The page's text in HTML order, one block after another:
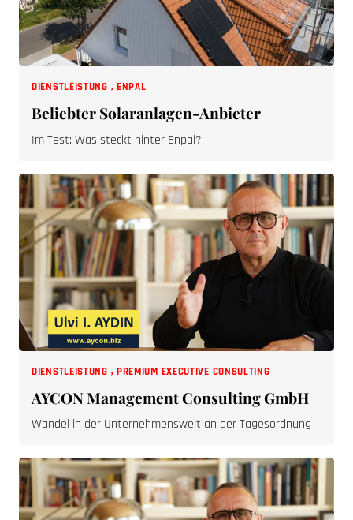
DIENSTLEISTUNG , ENPAL
Beliebter Solaranlagen-Anbieter
Im Test: Was steckt hinter Enpal?
DIENSTLEISTUNG , PREMIUM EXECUTIVE CONSULTING
AYCON Management Consulting GmbH
Wandel in der Unternehmenswelt an der Tagesordnung